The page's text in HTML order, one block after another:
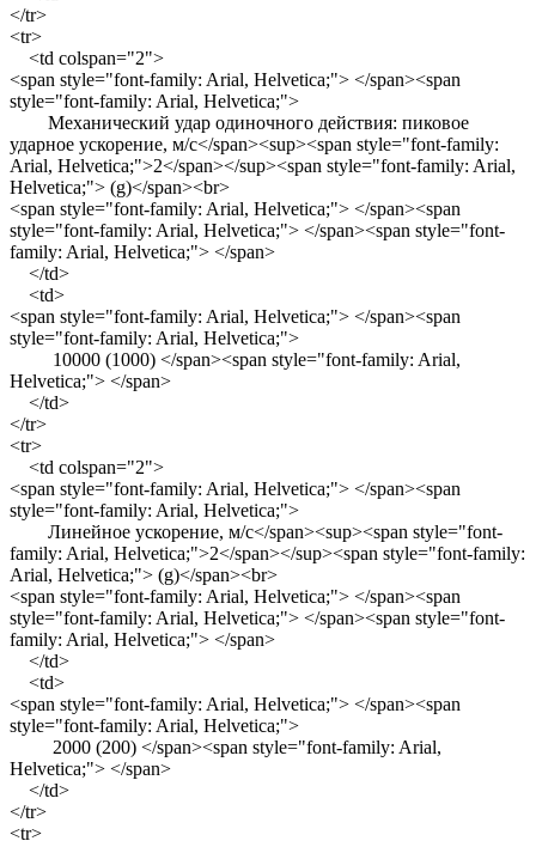
</tr>
<tr>
<td colspan="2">
<span style="font-family: Arial, Helvetica;"> </span><span
style="font-family: Arial, Helvetica;">
Механический удар одиночного действия: пиковое
ударное ускорение, м/с</span><sup><span style="font-family:
Arial, Helvetica;">2</span></sup><span style="font-family: Arial,
Helvetica;"> (g)</span><br>
<span style="font-family: Arial, Helvetica;"> </span><span
style="font-family: Arial, Helvetica;"> </span><span style="font-
family: Arial, Helvetica;"> </span>
</td>
<td>
<span style="font-family: Arial, Helvetica;"> </span><span
style="font-family: Arial, Helvetica;">
10000 (1000) </span><span style="font-family: Arial,
Helvetica;"> </span>
</td>
</tr>
<tr>
<td colspan="2">
<span style="font-family: Arial, Helvetica;"> </span><span
style="font-family: Arial, Helvetica;">
Линейное ускорение, м/с</span><sup><span style="font-
family: Arial, Helvetica;">2</span></sup><span style="font-family:
Arial, Helvetica;"> (g)</span><br>
<span style="font-family: Arial, Helvetica;"> </span><span
style="font-family: Arial, Helvetica;"> </span><span style="font-
family: Arial, Helvetica;"> </span>
</td>
<td>
<span style="font-family: Arial, Helvetica;"> </span><span
style="font-family: Arial, Helvetica;">
2000 (200) </span><span style="font-family: Arial,
Helvetica;"> </span>
</td>
</tr>
<tr>